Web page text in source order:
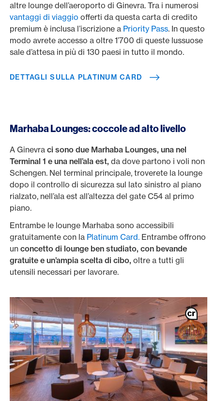
altre lounge dell’aeroporto di Ginevra. Tra i numerosi
vantaggi di viaggio offerti da questa carta di credito
premium è inclusa l’iscrizione a Priority Pass. In questo
modo avrete accesso a oltre 1’700 di queste lussuose
sale d’attesa in più di 130 paesi in tutto il mondo.
DETTAGLI SULLA PLATINUM CARD
Marhaba Lounges: coccole ad alto livello
A Ginevra ci sono due Marhaba Lounges, una nel
Terminal 1 e una nell’ala est, da dove partono i voli non
Schengen. Nel terminal principale, troverete la lounge
dopo il controllo di sicurezza sul lato sinistro al piano
rialzato, nell’ala est all’altezza del gate C54 al primo
piano.
Entrambe le lounge Marhaba sono accessibili
gratuitamente con la Platinum Card. Entrambe offrono
un concetto di lounge ben studiato, con bevande
gratuite e un’ampia scelta di cibo, oltre a tutti gli
utensili necessari per lavorare.